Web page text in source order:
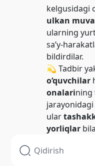
kelgusidagi
ulkan
ularning
sa’y-
bildirdilar.
💫 Tadbir
o‘quvchilar
onalarining
ular
yorliqlar